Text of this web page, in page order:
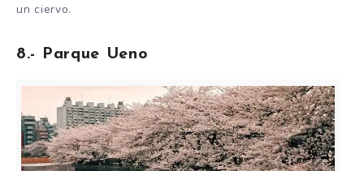
un ciervo.
8.- Parque Ueno